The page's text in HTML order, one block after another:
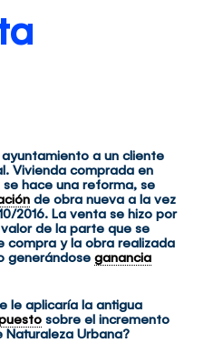
a un cliente
Vivienda comprada en
hace una reforma, se
de obra nueva a la vez
2016. La venta se hizo por
de la parte que se
compra y la obra realizada
generándose ganancia
le aplicaría la antigua
sobre el incremento
Urbana?